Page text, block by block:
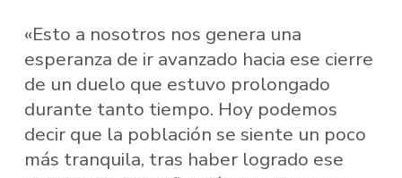
«Esto a nosotros nos genera una
esperanza de ir avanzado hacia ese cierre
de un duelo que estuvo prolongado
durante tanto tiempo. Hoy podemos
decir que la población se siente un poco
más tranquila, tras haber logrado ese